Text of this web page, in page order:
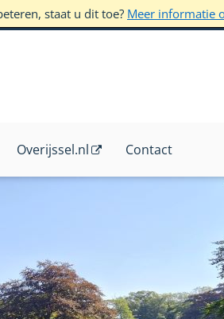
staat u dit toe? Meer informatie
Overijssel.nl Contact